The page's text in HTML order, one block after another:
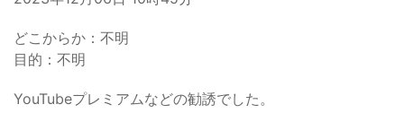
どこからか：不明
目的：不明
YouTubeプレミアムなどの勧誘でした。